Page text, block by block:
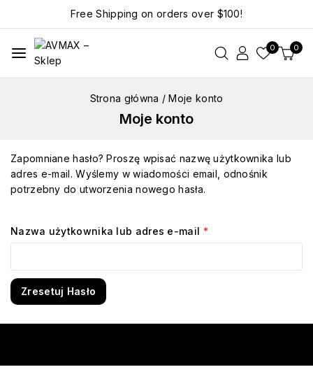
Free Shipping on orders over $100!
0 0
Strona główna / Moje konto
Moje konto
Zapomniane hasło? Proszę wpisać nazwę użytkownika lub
adres e-mail. Wyślemy w wiadomości email, odnośnik
potrzebny do utworzenia nowego hasła.
Nazwa użytkownika lub adres e-mail *
Zresetuj Hasło